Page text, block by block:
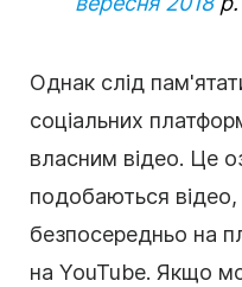
Однак слід
соціальних
власним відео. Це
подобаються відео,
безпосередньо на
на YouTube. Якщо